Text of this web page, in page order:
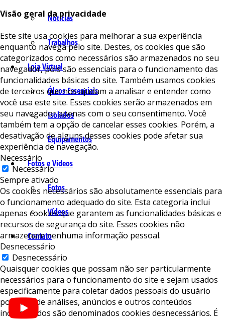
Notícias
Trabalhos
Loja Virtual
Óleos Essenciais
Isolados
Equipamentos
Fotos e Vídeos
Fotos
Vídeos
Contato
Visão geral da privacidade
Este site usa cookies para melhorar a sua experiência
enquanto navega pelo site. Destes, os cookies que são
categorizados como necessários são armazenados no seu
navegador, pois são essenciais para o funcionamento das
funcionalidades básicas do site. Também usamos cookies
de terceiros que nos ajudam a analisar e entender como
você usa este site. Esses cookies serão armazenados em
seu navegador apenas com o seu consentimento. Você
também tem a opção de cancelar esses cookies. Porém, a
desativação de alguns desses cookies pode afetar sua
experiência de navegação.
Necessário
Necessário
Sempre ativado
Os cookies necessários são absolutamente essenciais para
o funcionamento adequado do site. Esta categoria inclui
apenas cookies que garantem as funcionalidades básicas e
recursos de segurança do site. Esses cookies não
armazenam nenhuma informação pessoal.
Desnecessário
Desnecessário
Quaisquer cookies que possam não ser particularmente
necessários para o funcionamento do site e sejam usados ​​
especificamente para coletar dados pessoais do usuário
por meio de análises, anúncios e outros conteúdos
incorporados são denominados cookies desnecessários. É